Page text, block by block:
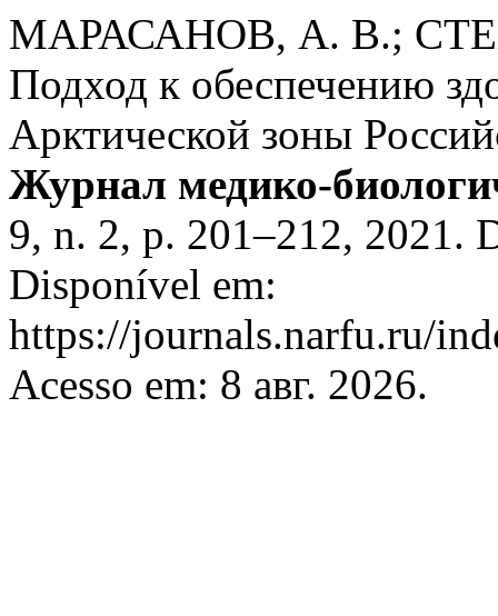
МАРАСАНОВ, А. В.;
Подход к обеспечению
Арктической зоны
Журнал медико-
9, n. 2, p. 201–212, 2021.
Disponível em:
https://journals.narfu.ru/
Acesso em: 8 авг. 2026.